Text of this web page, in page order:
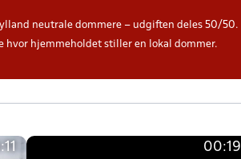
neutrale dommere – udgiften deles 50/50.
hvor hjemmeholdet stiller en lokal dommer.
00:19